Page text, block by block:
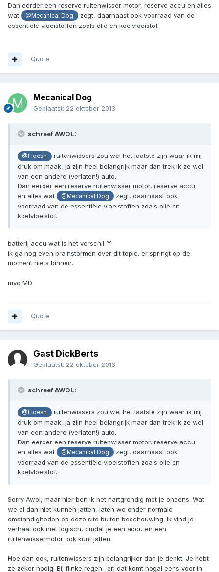
Dan eerder een reserve ruitenwisser motor, reserve accu en alles
wat
@Mecanical Dog
zegt, daarnaast ook voorraad van de
essentiële vloeistoffen zoals olie en koelvloeistof.
Quote
Mecanical Dog
Geplaatst: 22 oktober 2013
schreef AWOL:
@Floesh
ruitenwissers zou wel het laatste zijn waar ik mij
druk om maak, ja zijn heel belangrijk maar dan trek ik ze wel
van een andere (verlaten!) auto.
Dan eerder een reserve ruitenwisser motor, reserve accu
en alles wat
@Mecanical Dog
zegt, daarnaast ook
voorraad van de essentiële vloeistoffen zoals olie en
koelvloeistof.
batterij accu wat is het verschil ^^
ik ga nog even brainstormen over dit topic. er springt op de
moment niets binnen.
mvg MD
Quote
Gast DickBerts
Geplaatst: 22 oktober 2013
schreef AWOL:
@Floesh
ruitenwissers zou wel het laatste zijn waar ik mij
druk om maak, ja zijn heel belangrijk maar dan trek ik ze wel
van een andere (verlaten!) auto.
Dan eerder een reserve ruitenwisser motor, reserve accu
en alles wat
@Mecanical Dog
zegt, daarnaast ook
voorraad van de essentiële vloeistoffen zoals olie en
koelvloeistof.
Sorry Awol, maar hier ben ik het hartgrondig met je oneens. Wat
we al dan niet kunnen jatten, laten we onder normale
omstandigheden op deze site buiten beschouwing. Ik vind je
verhaal ook niet logisch, omdat je een accu en een
ruitenwissermotor ook kunt jatten.
Hoe dan ook, ruitenwissers zijn belangrijker dan je denkt. Je hebt
ze zeker nodig! Bij flinke regen -en dat komt nogal eens voor in